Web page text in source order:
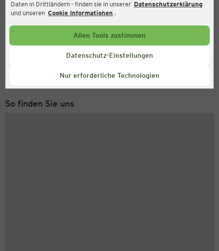
Daten in Drittländern - finden sie in unserer Datenschutzerklärung
und unseren Cookie Informationen .
Allen Tools zustimmen
Datenschutz-Einstellungen
Nur erforderliche Technologien
Aktuell:
Geöffnet
Service Hotline
Montag bis Freitag 8-18 Uhr
So finden Sie uns